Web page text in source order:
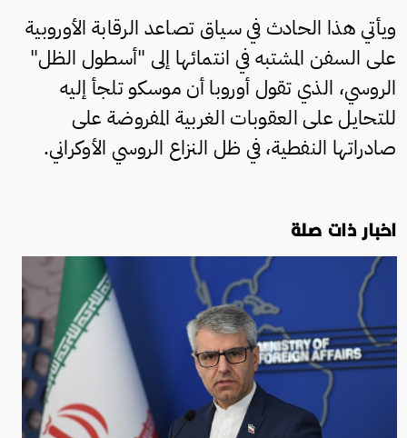
ويأتي هذا الحادث في سياق تصاعد الرقابة الأوروبية
على السفن المشتبه في انتمائها إلى "أسطول الظل"
الروسي، الذي تقول أوروبا أن موسكو تلجأ إليه
للتحايل على العقوبات الغربية المفروضة على
صادراتها النفطية، في ظل النزاع الروسي الأوكراني.
اخبار ذات صلة